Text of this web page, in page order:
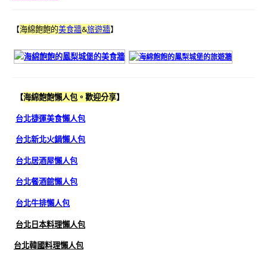
【海綿飽飽的美食牆&旅遊牆】
【海綿飽飽懶人包。歡迎分享】
台北捷運美食懶人包
台北新北火鍋懶人包
台北居酒屋懶人包
台北餐酒館懶人包
台北牛排懶人包
台北日本料理懶人包
台北韓國料理懶人包